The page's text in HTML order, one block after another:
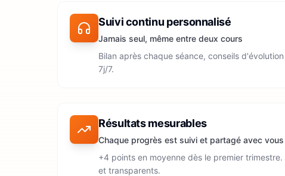
Suivi continu personnalisé
Jamais seul, même entre deux cours
Bilan après chaque séance, conseils
7j/7.
Résultats mesurables
Chaque progrès est suivi et partagé avec vous
+4 points en moyenne dès le premier
et transparents.